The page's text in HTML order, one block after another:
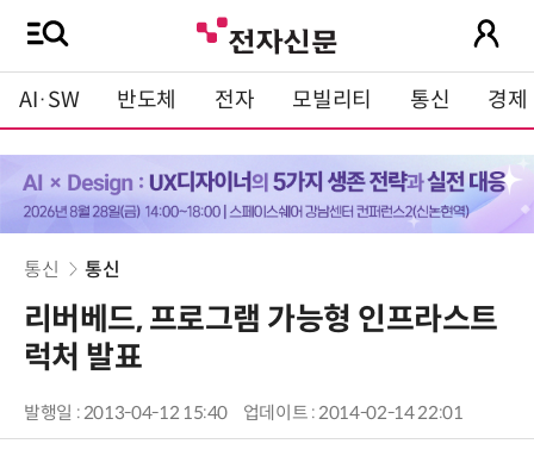
AI·SW 반도체 전자 모빌리티 통신 경제
통신 통신
리버베드, 프로그램 가능형 인프라스트
럭처 발표
발행일 : 2013-04-12 15:40 업데이트 : 2014-02-14 22:01